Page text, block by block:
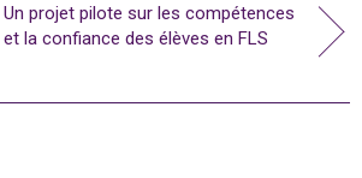
Un projet pilote sur les compétences
et la confiance des élèves en FLS